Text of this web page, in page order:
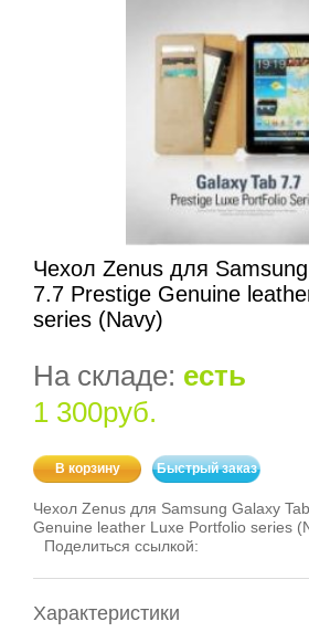
Чехол Zenus для
7.7 Prestige Genuine
series (Navy)
На складе: есть
1 300руб.
В корзину Быстрый заказ
Чехол Zenus для Samsung Galaxy
Genuine leather Luxe Portfolio series
Поделиться ссылкой:
Характеристики